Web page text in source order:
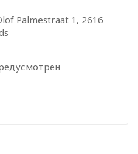
Palmestraat 1, 2616